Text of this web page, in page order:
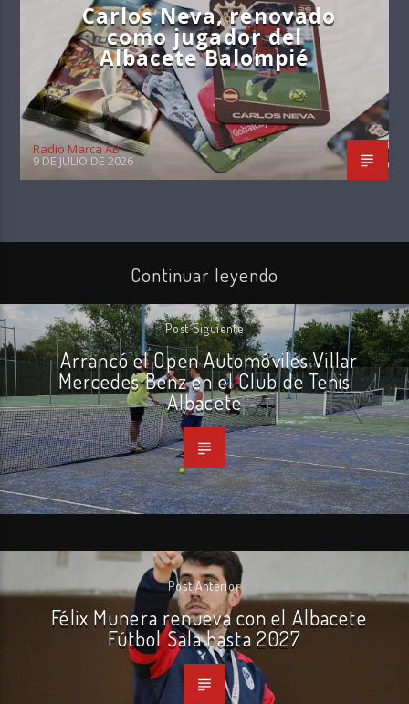
Carlos Neva, renovado
como jugador del
Albacete Balompié
Radio Marca AB
9 DE JULIO DE 2026
Continuar leyendo
Post Siguiente
Arrancó el Open Automóviles Villar
Mercedes Benz en el Club de Tenis
Albacete
Post Anterior
Félix Munera renueva con el Albacete
Fútbol Sala hasta 2027